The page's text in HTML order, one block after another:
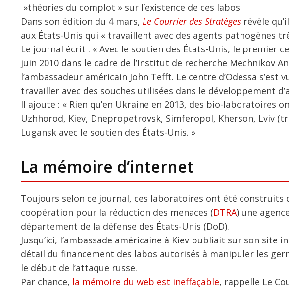
»théories du complot » sur l’existence de ces labos.
Dans son édition du 4 mars, Le Courrier des Stratèges révèle
aux États-Unis qui « travaillent avec des agents pathogènes
Le journal écrit : « Avec le soutien des États-Unis, le premier
juin 2010 dans le cadre de l’Institut de recherche Mechnikov
l’ambassadeur américain John Tefft. Le centre d’Odessa
travailler avec des souches utilisées dans le développement
Il ajoute : « Rien qu’en Ukraine en 2013, des bio-laboratoires
Uzhhorod, Kiev, Dnepropetrovsk, Simferopol, Kherson, Lviv
Lugansk avec le soutien des États-Unis. »
La mémoire d’internet
Toujours selon ce journal, ces laboratoires ont été construits
coopération pour la réduction des menaces (DTRA) une
département de la défense des États-Unis (DoD).
Jusqu’ici, l’ambassade américaine à Kiev publiait sur son
détail du financement des labos autorisés à manipuler les
le début de l’attaque russe.
Par chance, la mémoire du web est ineffaçable, rappelle Le